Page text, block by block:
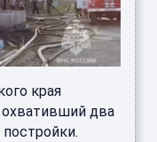
края
охвативший два